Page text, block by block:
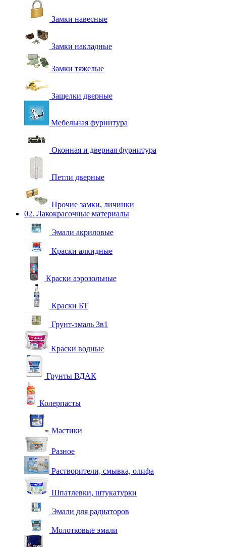
Замки навесные
Замки накладные
Замки тяжелые
Защелки дверные
Мебельная фурнитура
Оконная и дверная фурнитура
Петли дверные
Прочие замки, личинки
02. Лакокрасочные материалы
Эмали акриловые
Краски алкидные
Краски аэрозольные
Краски БТ
Грунт-эмаль 3в1
Краски водные
Грунты ВДАК
Колерпасты
Мастики
Разное
Растворители, смывка, олифа
Шпатлевки, штукатурки
Эмали для радиаторов
Молотковые эмали